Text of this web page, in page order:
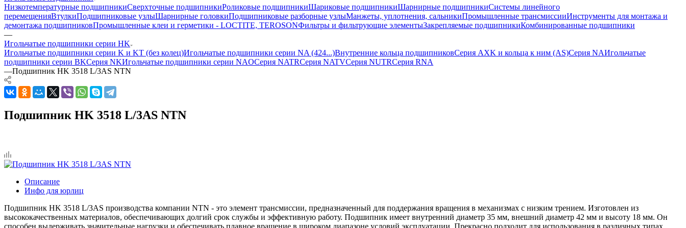
Низкотемпературные подшипникиСверхточные подшипникиРоликовые подшипникиШариковые подшипникиШарнирные подшипникиСистемы линейного
перемещенияВтулкиПодшипниковые узлыШарнирные головкиПодшипниковые разборные узлыМанжеты, уплотнения, сальникиПромышленные трансмиссииИнструменты для монтажа и
демонтажа подшипниковПромышленные клеи и герметики - LOCTITE, TEROSONФильтры и фильтрующие элементыЗакрепляемые подшипникиКомбинированные подшипники
—
Игольчатые подшипники серии HK
Игольчатые подшипники серии K и KT (без колец)Игольчатые подшипники серии NA (424...)Внутренние кольца подшипниковСерия AXK и кольца к ним (AS)Серия NAИгольчатые
подшипники серии BKСерия NKИгольчатые подшипники серии NAOСерия NATRСерия NATVСерия NUTRСерия RNA
—Подшипник HK 3518 L/3AS NTN
Подшипник HK 3518 L/3AS NTN
Описание
Инфо для юрлиц
Подшипник HK 3518 L/3AS производства компании NTN - это элемент трансмиссии, предназначенный для поддержания вращения в механизмах с низким трением. Изготовлен из
высококачественных материалов, обеспечивающих долгий срок службы и эффективную работу. Подшипник имеет внутренний диаметр 35 мм, внешний диаметр 42 мм и высоту 18 мм. Он
способен выдерживать значительные нагрузки и обеспечивать плавное вращение в широком диапазоне условий эксплуатации. Прекрасно подходит для использования в различных типах